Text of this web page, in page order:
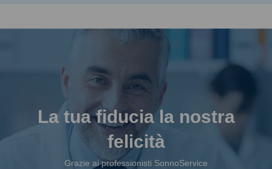
La tua fiducia la nostra
felicità
Grazie ai professionisti SonnoService